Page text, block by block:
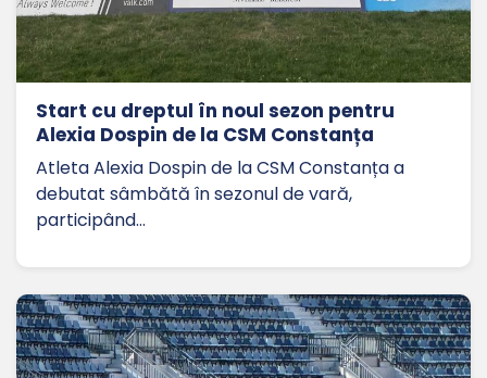
Start cu dreptul în noul sezon pentru
Alexia Dospin de la CSM Constanța
Atleta Alexia Dospin de la CSM Constanța a
debutat sâmbătă în sezonul de vară,
participând…